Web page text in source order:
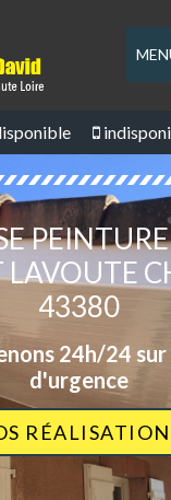
LAVOUTE
43380
24h/24 sur
d'urgence